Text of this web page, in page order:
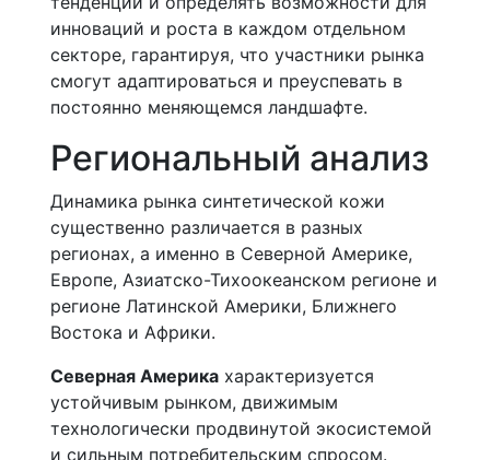
инноваций и роста в каждом отдельном
секторе, гарантируя, что участники рынка
смогут адаптироваться и преуспевать в
постоянно меняющемся ландшафте.
Региональный анализ
Динамика рынка синтетической кожи
существенно различается в разных
регионах, а именно в Северной Америке,
Европе, Азиатско-Тихоокеанском регионе и
регионе Латинской Америки, Ближнего
Востока и Африки.
Северная Америка характеризуется
устойчивым рынком, движимым
технологически продвинутой экосистемой
и сильным потребительским спросом.